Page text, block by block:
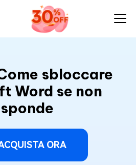
sbloccare
Word se non
ORA